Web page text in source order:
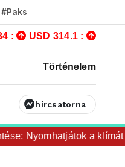
#Paks
: USD 314.1 :
Történelem
hírcsatorna
Nyomhatjátok a klímát